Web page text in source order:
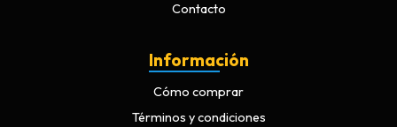
Contacto
Información
Cómo comprar
Términos y condiciones